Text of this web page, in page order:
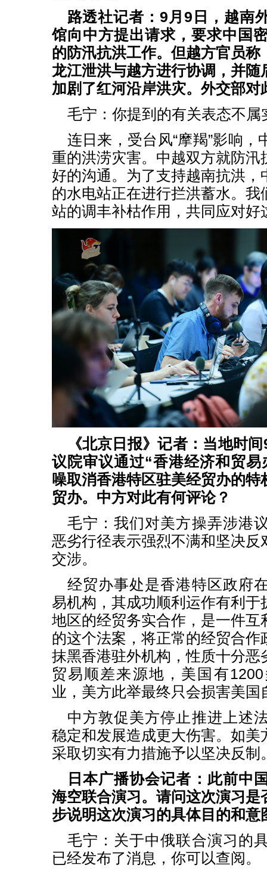
路透社记者：9月9日，越南
馆向中方提出请求，要求中国
的防汛抗洪工作。但越方官员称
龙江泄洪与越方进行协调，并随
加剧了红河沿岸洪灾。外交部对
毛宁：你提到的有关表态不属
连日来，受台风“摩羯”影响
重的洪涝灾害。中越双方就防汛
好的沟通。为了支持越南抗洪
的水电站正在进行拦洪蓄水。我
站的调丰补枯作用，共同应对好
《北京日报》记者：当地时
议院审议通过“香港经济和贸
噪取消香港特区驻美经贸办的特
贸办。中方对此有何评论？
毛宁：我们对美方操弄涉港
恶劣行径表示强烈不满和坚决反
交涉。
经贸办事处是香港特区政府
易机构，其成功顺利运作有利于
地区的经贸务实合作，是一件互
的这个法案，将正常的经贸合作
抹黑香港驻外机构，性质十分恶
贸易顺差来源地，美国有
业，美方此举最终只会损害美国
中方敦促美方停止推进上述
稳定和发展造成更大伤害。如美
采取切实有力措施予以坚决反制
日本广播协会记者：此前中
海空联合演习。请问这次演习是
步说明这次演习的具体目的和意
毛宁：关于中俄联合演习的
已经发布了消息，你可以查阅。